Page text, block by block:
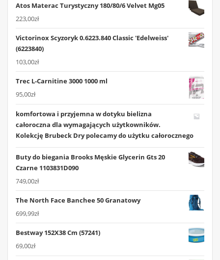
Atos Materac Turystyczny 180/80/6 Velvet Mg05
223,00zł
Victorinox Scyzoryk 0.6223.840 Classic 'Edelweiss'
(6223840)
103,00zł
Trec L-Carnitine 3000 1000 ml
95,00zł
komfortowa i przyjemna w dotyku bielizna
całoroczna dla wymagających użytkowników.
Kolekcję Brubeck Dry polecamy do użytku całorocznego
Buty do biegania Brooks Męskie Glycerin Gts 20
Czarne 1103831D090
749,00zł
The North Face Banchee 50 Granatowy
699,99zł
Bestway 152X38 Cm (57241)
69,00zł